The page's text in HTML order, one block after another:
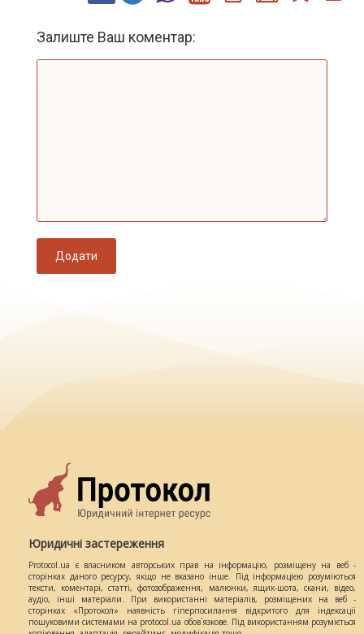
Залиште Ваш коментар:
Додати
Юридичні застереження
Protocol.ua є власником авторських прав на інформацію, розміщену на веб -
сторінках даного ресурсу, якщо не вказано інше. Під інформацією розуміються
тексти, коментарі, статті, фотозображення, малюнки, ящик-шота, скани, відео,
аудіо, інші матеріали. При використанні матеріалів, розміщених на веб -
сторінках «Протокол» наявність гіперпосилання відкритого для індексації
пошуковими системами на protocol.ua обов`язкове. Під використанням розуміється